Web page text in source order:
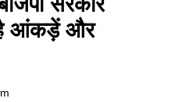
है आंकड़ें और